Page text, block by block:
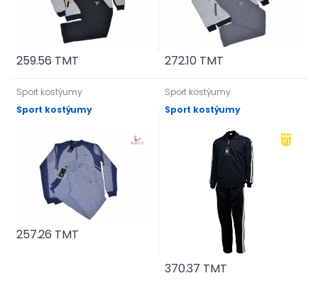
259.56 TMT 272.10 TMT
Sport kostýumy
Sport kostýumy
257.26 TMT
Sport kostýumy
Sport kostýumy
370.37 TMT